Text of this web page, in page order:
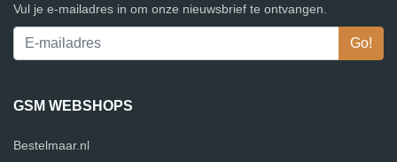
Vul je e-mailadres in om onze nieuwsbrief te ontvangen.
GSM WEBSHOPS
Bestelmaar.nl